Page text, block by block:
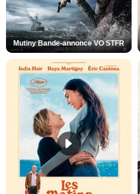
Mutiny Bande-annonce VO STFR